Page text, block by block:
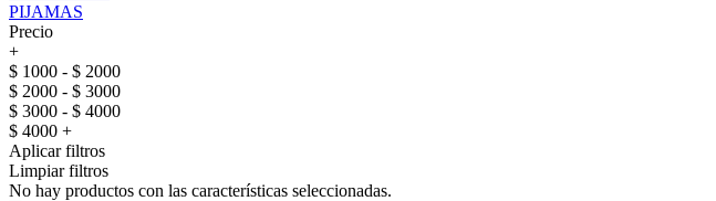
PIJAMAS
Precio
+
$ 1000 - $ 2000
$ 2000 - $ 3000
$ 3000 - $ 4000
$ 4000 +
Aplicar filtros
Limpiar filtros
No hay productos con las características seleccionadas.